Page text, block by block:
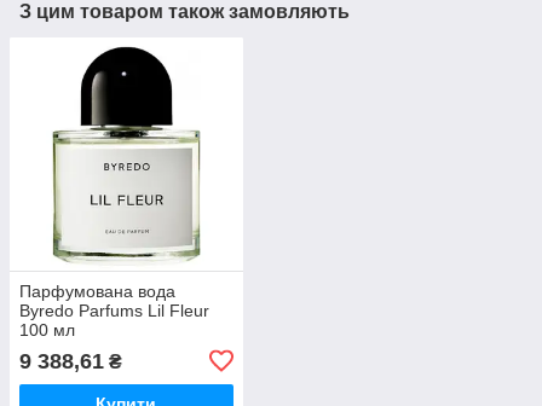
З цим товаром також замовляють
Парфумована вода
Byredo Parfums Lil Fleur
100 мл
9 388,61 ₴